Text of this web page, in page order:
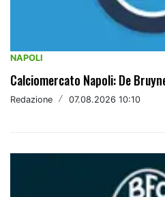
NAPOLI
Calciomercato Napoli: De
Redazione / 07.08.2026 10:10